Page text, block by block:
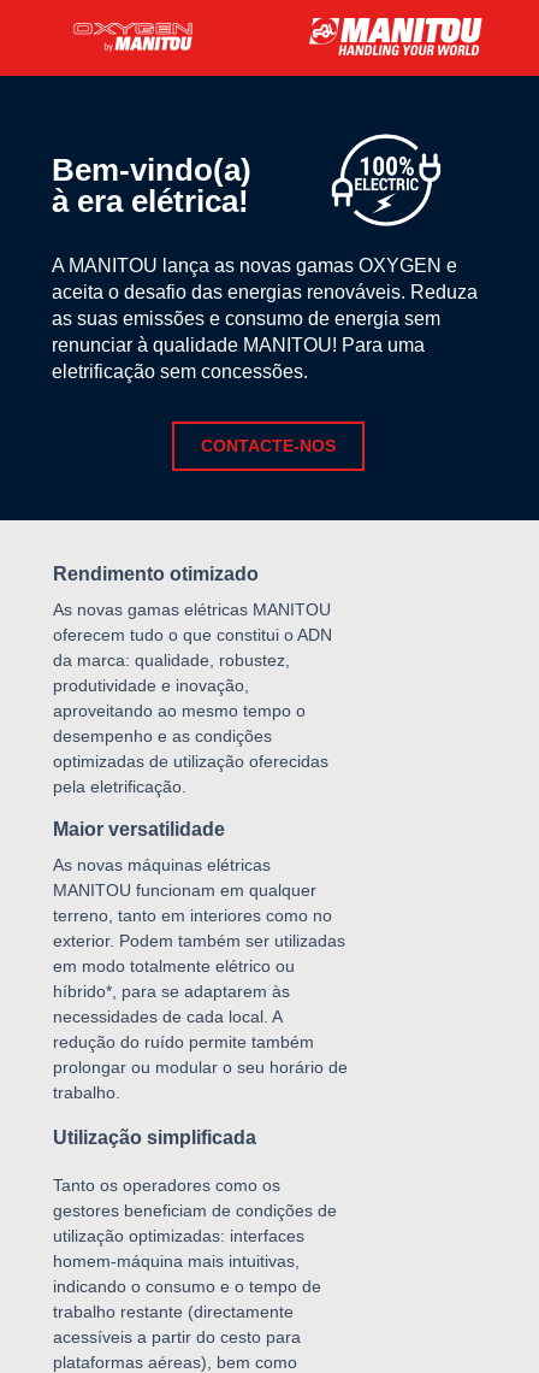
Bem-vindo(a)
à era elétrica!
A MANITOU lança as novas gamas OXYGEN e
aceita o desafio das energias renováveis. Reduza
as suas emissões e consumo de energia sem
renunciar à qualidade MANITOU! Para uma
eletrificação sem concessões.
CONTACTE-NOS
Rendimento otimizado
Maior versatilidade
Utilização simplificada
As novas gamas elétricas MANITOU
oferecem tudo o que constitui o ADN
da marca: qualidade, robustez,
produtividade e inovação,
aproveitando ao mesmo tempo o
desempenho e as condições
optimizadas de utilização oferecidas
pela eletrificação.
As novas máquinas elétricas
MANITOU funcionam em qualquer
terreno, tanto em interiores como no
exterior. Podem também ser utilizadas
em modo totalmente elétrico ou
híbrido*, para se adaptarem às
necessidades de cada local. A
redução do ruído permite também
prolongar ou modular o seu horário de
trabalho.
Tanto os operadores como os
gestores beneficiam de condições de
utilização optimizadas: interfaces
homem-máquina mais intuitivas,
indicando o consumo e o tempo de
trabalho restante (directamente
acessíveis a partir do cesto para
plataformas aéreas), bem como